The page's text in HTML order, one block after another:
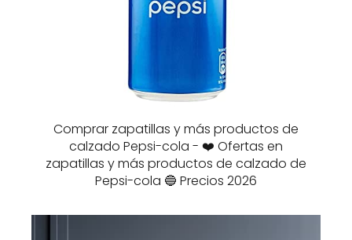
Comprar zapatillas y más productos de
calzado Pepsi-cola - ❤️ Ofertas en
zapatillas y más productos de calzado de
Pepsi-cola 🔵 Precios 2026